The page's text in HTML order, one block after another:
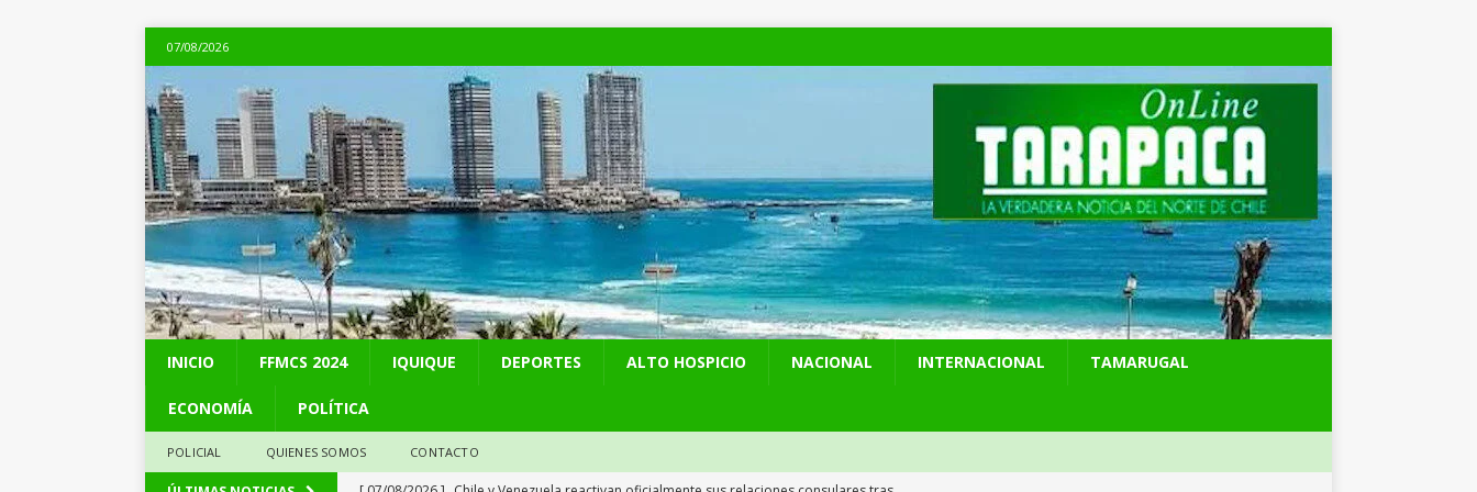
07/08/2026
INICIO FFMCS 2024 IQUIQUE DEPORTES ALTO HOSPICIO NACIONAL INTERNACIONAL TAMARUGAL
ECONOMÍA POLÍTICA
POLICIAL QUIENES SOMOS CONTACTO